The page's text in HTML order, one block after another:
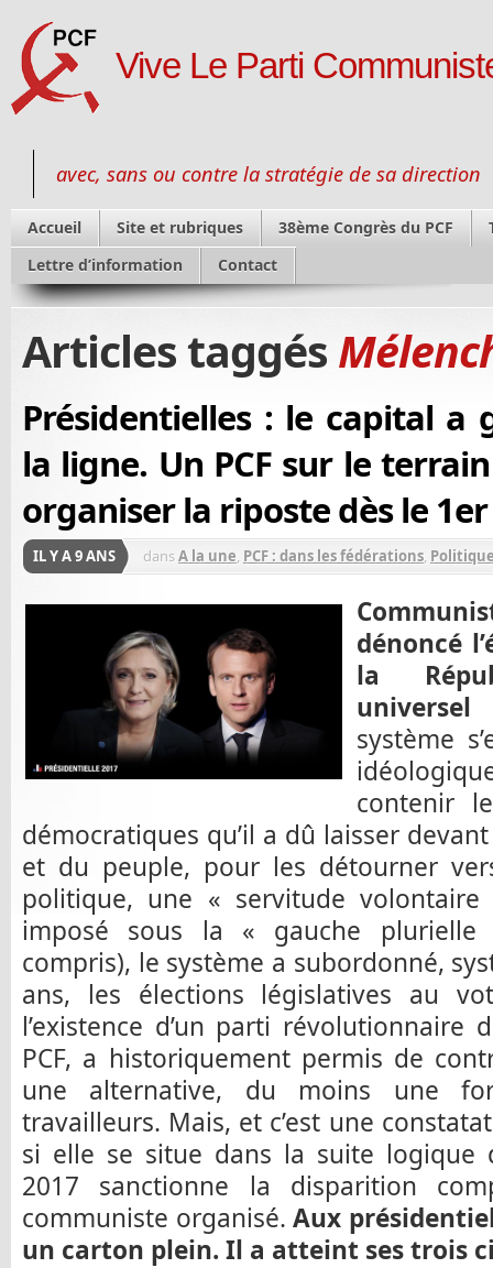
Vive Le Parti
avec, sans ou contre la stratégie de sa direction
Accueil Site et rubriques 38ème Congrès du PCF
Lettre d’information
Contact
Articles taggés
Présidentielles : le capital a
la ligne. Un PCF sur le
organiser la riposte dès le
IL Y A 9 ANS dansA la une, PCF : dans les fédérations,
dénoncé
la
système
contenir
démocratiques qu’il a dû laisser
et du peuple, pour les détourner
politique, une « servitude
imposé sous la « gauche plurielle
compris), le système a subordonné,
ans, les élections législatives au
l’existence d’un parti révolutionnaire
PCF, a historiquement permis de
une alternative, du moins une
travailleurs. Mais, et c’est une
si elle se situe dans la suite logique
2017 sanctionne la disparition
communiste organisé.Aux
un carton plein. Il a atteint ses trois